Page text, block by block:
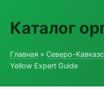
Каталог
Главная » Северо-
Yellow Expert Guide